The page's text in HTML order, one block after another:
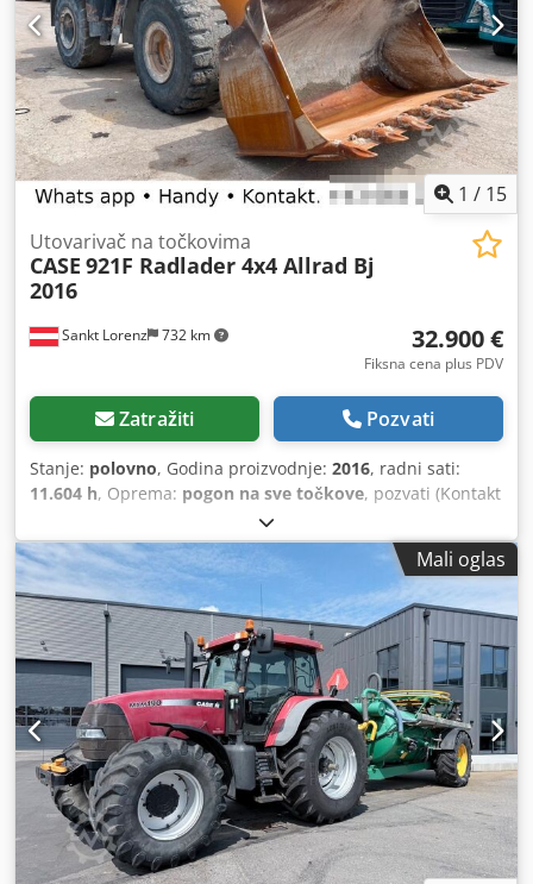
1 / 15
Sankt Lorenz 732 km
Utovarivač na točkovima
CASE 921F Radlader 4x4 Allrad Bj
2016
32.900 €
Fiksna cena plus PDV
Zatražiti Pozvati
Stanje: polovno, Godina proizvodnje: 2016, radni sati:
11.604 h, Oprema: pogon na sve točkove, pozvati (Kontakt
· Telefon · Mobilni · WhatsApp) * Case 921F točkaš 4x4
pogon na sve točkove Cjdpfxskq Amfe Alcjrf * Grejanje /
Klima uređaj * Godina proizvodnje: 2016 * Šasija:
FNH921F1NGHE12139 * Kw: 190 * Sopstvena težina: 19.680
kg * Ukupna težina: 21.600 kg * Radnih sati: 11.604 *
Dostupno 3 komada * Cena na upit * Sve informacije bez
garancije
Mali oglas